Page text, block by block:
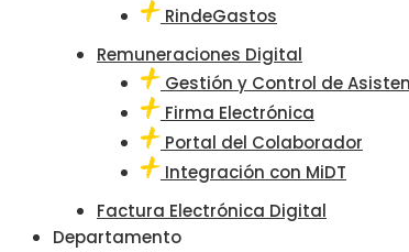
RindeGastos
Remuneraciones Digital
Gestión y Control de
Firma Electrónica
Portal del Colaborador
Integración con MiDT
Factura Electrónica Digital
Departamento